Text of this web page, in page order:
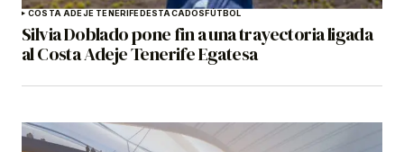
COSTA ADEJE TENERIFEDESTACADOSFÚTBOL
Silvia Doblado pone fin a una trayectoria ligada
al Costa Adeje Tenerife Egatesa